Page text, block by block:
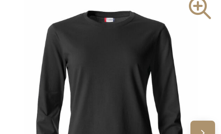
Kraamcadeaus
Sinterklaas
Verjaardagen
Voetbal, EK en WK
Voor de bouw